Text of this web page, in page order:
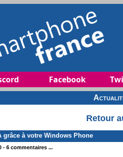
Facebook
Retour
à votre Windows Phone
- 6 commentaires ...